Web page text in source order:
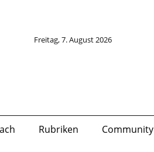
Freitag, 7. August 2026
Rubriken Community